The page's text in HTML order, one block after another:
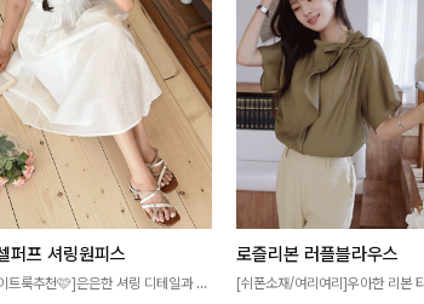
퍼프 셔링원피스
트룩추천🩷]은은한 셔링 디테일과 퍼
로즐리본 러플블라우스
[쉬폰소재/여리여리]우아한 리본